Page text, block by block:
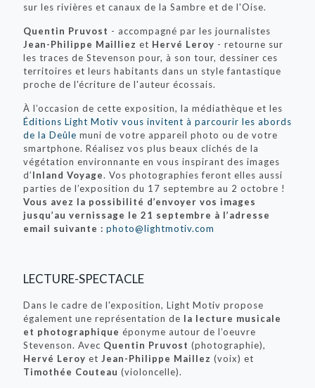
sur les rivières et canaux de la Sambre et de l'Oise.
Quentin Pruvost - accompagné par les journalistes
Jean-Philippe Mailliez et Hervé Leroy - retourne sur
les traces de Stevenson pour, à son tour, dessiner ces
territoires et leurs habitants dans un style fantastique
proche de l'écriture de l'auteur écossais.
À l’occasion de cette exposition, la médiathèque et les
Éditions Light Motiv vous invitent à parcourir les abords
de la Deûle muni de votre appareil photo ou de votre
smartphone. Réalisez vos plus beaux clichés de la
végétation environnante en vous inspirant des images
d’Inland Voyage. Vos photographies feront elles aussi
parties de l’exposition du 17 septembre au 2 octobre !
Vous avez la possibilité d’envoyer vos images
jusqu’au vernissage le 21 septembre à l’adresse
email suivante : photo@lightmotiv.com
LECTURE-SPECTACLE
Dans le cadre de l'exposition, Light Motiv propose
également une représentation de la lecture musicale
et photographique éponyme autour de l’oeuvre
Stevenson. Avec Quentin Pruvost (photographie),
Hervé Leroy et Jean-Philippe Maillez (voix) et
Timothée Couteau (violoncelle).